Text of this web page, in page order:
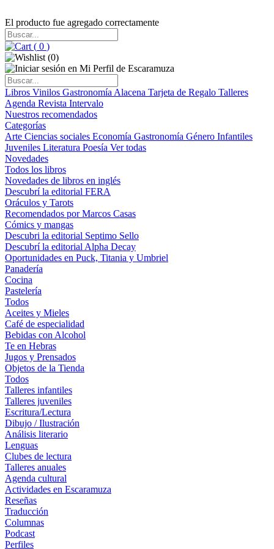
El producto fue agregado correctamente
( 0 )
(0)
Libros Vinilos Gastronomía Alacena Tarjeta de Regalo Talleres
Agenda Revista Intervalo
Nuestros recomendados
Categorías
Arte Ciencias sociales Economía Gastronomía Género Infantiles
Juveniles Literatura Poesía Ver todas
Novedades
Todos los libros
Novedades de libros en inglés
Descubrí la editorial FERA
Oráculos y Tarots
Recomendados por Marcos Casas
Cómics y mangas
Descubri la editorial Septimo Sello
Descubrí la editorial Alpha Decay
Oportunidades en Puck, Titania y Umbriel
Panadería
Cocina
Pastelería
Todos
Aceites y Mieles
Café de especialidad
Bebidas con Alcohol
Te en Hebras
Jugos y Prensados
Objetos de la Tienda
Todos
Talleres infantiles
Talleres juveniles
Escritura/Lectura
Dibujo / Ilustración
Análisis literario
Lenguas
Clubes de lectura
Talleres anuales
Agenda cultural
Actividades en Escaramuza
Reseñas
Traducción
Columnas
Podcast
Perfiles